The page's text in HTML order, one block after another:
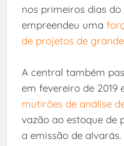
nos primeiros dias do
empreendeu uma
de projetos de
A central também
em fevereiro de 2019
mutirões de análise
vazão ao estoque de
a emissão de